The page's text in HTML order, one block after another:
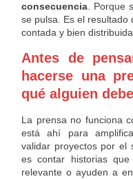
consecuencia .
se pulsa. Es el resultado
contada y bien distribuida.
Antes de
hacerse una
qué alguien
La prensa no funciona
está ahí para
validar proyectos por el
es contar historias
relevante o ayuden a